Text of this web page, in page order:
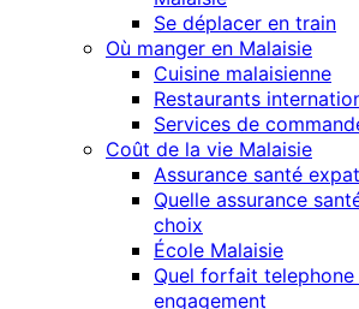
Se déplacer en train
Où manger en Malaisie
Cuisine malaisienne
Restaurants
Services de
Coût de la vie Malaisie
Assurance santé
Quelle assurance
choix
École Malaisie
Quel forfait telephone
engagement